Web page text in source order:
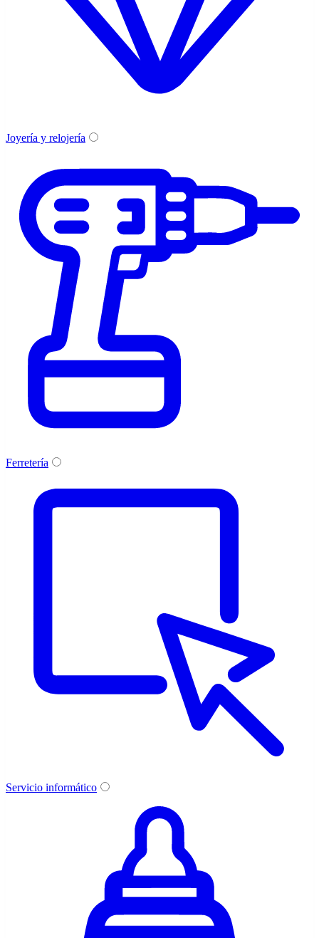
Joyería y relojería
Ferretería
Servicio informático